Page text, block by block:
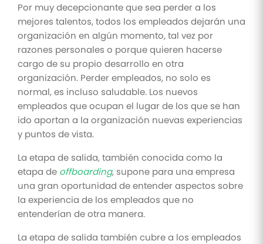
Por muy decepcionante que sea perder a los
mejores talentos, todos los empleados dejarán una
organización en algún momento, tal vez por
razones personales o porque quieren hacerse
cargo de su propio desarrollo en otra
organización. Perder empleados, no solo es
normal, es incluso saludable. Los nuevos
empleados que ocupan el lugar de los que se han
ido aportan a la organización nuevas experiencias
y puntos de vista.
La etapa de salida, también conocida como la
etapa de offboarding, supone para una empresa
una gran oportunidad de entender aspectos sobre
la experiencia de los empleados que no
entenderían de otra manera.
La etapa de salida también cubre a los empleados